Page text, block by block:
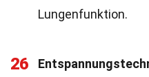
Lungenfunktion.
26